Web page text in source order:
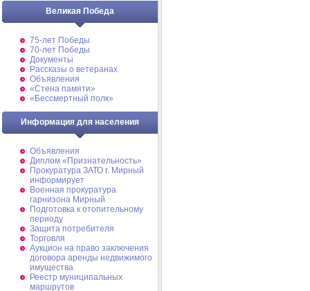
Великая Победа
75-лет Победы
70-лет Победы
Документы
Рассказы о ветеранах
Объявления
«Стена памяти»
«Бессмертный полк»
Информация для населения
Объявления
Диплом «Признательность»
Прокуратура ЗАТО г. Мирный
информирует
Военная прокуратура
гарнизона Мирный
Подготовка к отопительному
периоду
Защита потребителя
Торговля
Аукцион на право заключения
договора аренды недвижимого
имущества
Реестр муниципальных
маршрутов